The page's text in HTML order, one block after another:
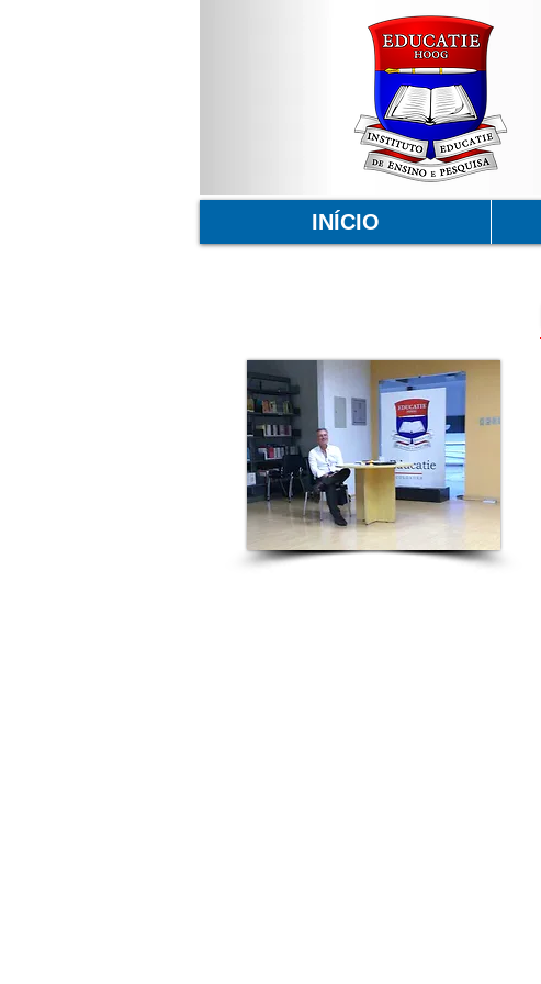
INÍCIO